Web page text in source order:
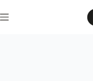
al
contenido